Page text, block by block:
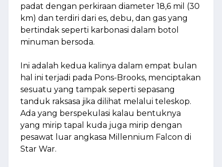
padat dengan perkiraan diameter 18,6 mil (30
km) dan terdiri dari es, debu, dan gas yang
bertindak seperti karbonasi dalam botol
minuman bersoda.
Ini adalah kedua kalinya dalam empat bulan
hal ini terjadi pada Pons-Brooks, menciptakan
sesuatu yang tampak seperti sepasang
tanduk raksasa jika dilihat melalui teleskop.
Ada yang berspekulasi kalau bentuknya
yang mirip tapal kuda juga mirip dengan
pesawat luar angkasa Millennium Falcon di
Star War.